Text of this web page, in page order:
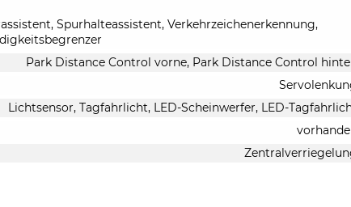
Spurhalteassistent, Verkehrzeichenerkennung,
Park Distance Control vorne, Park Distance Control
Lichtsensor, Tagfahrlicht, LED-Scheinwerfer, LED-